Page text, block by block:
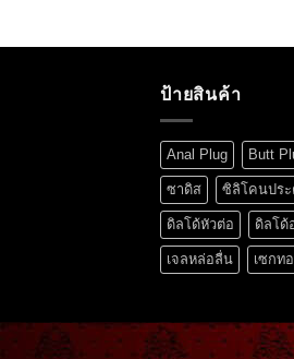
ป้ายสินค้า
Anal Plug Butt
ซาดิส ซิลิโคนประ
ดิลโด้หัวต่อ ดิลโด้
เจลหล่อลื่น เซกท